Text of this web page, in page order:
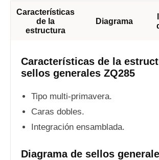
Características
de la
estructura
Diagrama
Características de la
sellos generales ZQ285
Tipo multi-primavera.
Caras dobles.
Integración ensamblada.
Diagrama de sellos